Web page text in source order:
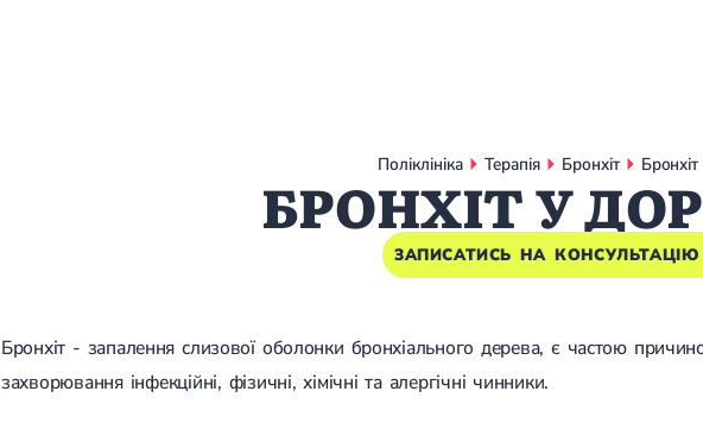
Поліклініка Терапія Бронхіт
БРОНХІТ У
ЗАПИСАТИСЬ НА КОНСУЛЬТАЦІЮ
Бронхіт - запалення слизової оболонки бронхіального дерева, є частою
захворювання інфекційні, фізичні, хімічні та алергічні чинники.